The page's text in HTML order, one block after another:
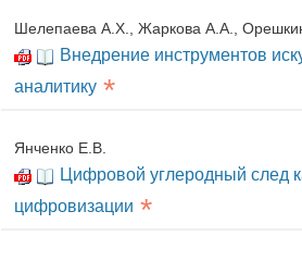
Шелепаева А.Х., Жаркова А.А.,
Внедрение инструментов
аналитику *
Янченко Е.В.
Цифровой углеродный след
цифровизации *